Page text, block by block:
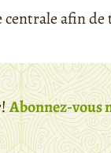
afin
Abonnez-vous